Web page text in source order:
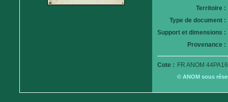
Territoire :
Type de document :
Support et dimensions :
Provenance :
Cote : FR ANOM
© ANOM sous